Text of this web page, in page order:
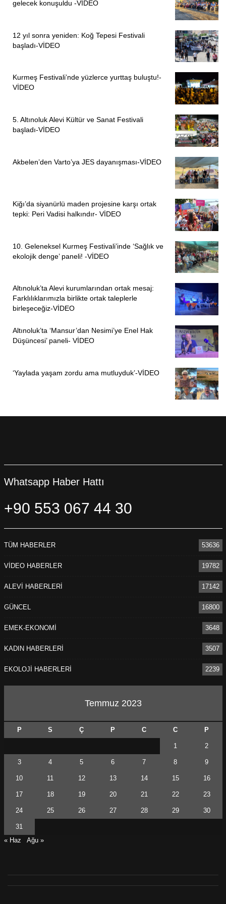
sayılarak bir taraftan ÇEDES projesiyle okullara imam
yerleştirilerek bilim dışı, laiklik dışı eğitimin adımlarının
atıldığı bir gerçeklik var.”
Perihan Koca, tarikatların ve cemaatlerin en önemli
isteklerinden birinin laik eğitim karşıtı misyonunun yerine
getirilmesi olduğuna dikkati çekerek, “Bu tür adımları çoklu
olarak atmaya devam edecekler ancak bizler mecliste,
sokakta, hayatın her alanında kız çocuklarının en temel
vermeyeceğiz. Burada kadın hareketi hayatın her alanında
olduğu gibi bu konuda da erkek egemen sisteme, iktidara,
elinden gelen her şeyi yapacaktır” şeklinde konuştu.
gelecek konuşuldu -VİDEO
12 yıl sonra yeniden: Koğ Tepesi Festivali
başladı-VİDEO
Kurmeş Festivali’nde yüzlerce yurttaş buluştu!-
VİDEO
5. Altınoluk Alevi Kültür ve Sanat Festivali
başladı-VİDEO
Akbelen’den Varto’ya JES dayanışması-VİDEO
Kiğı’da siyanürlü maden projesine karşı ortak
tepki: Peri Vadisi halkındır- VİDEO
10. Geleneksel Kurmeş Festivali’inde ‘Sağlık ve
ekolojik denge’ paneli! -VİDEO
Altınoluk’ta Alevi kurumlarından ortak mesaj:
Farklılıklarımızla birlikte ortak taleplerle
birleşeceğiz-VİDEO
Altınoluk’ta ‘Mansur’dan Nesimi’ye Enel Hak
Düşüncesi’ paneli- VİDEO
‘Yaylada yaşam zordu ama mutluyduk’-VİDEO
Whatsapp Haber Hattı
+90 553 067 44 30
TÜM HABERLER 53636
VİDEO HABERLER 19782
ALEVİ HABERLERİ 17142
GÜNCEL 16800
EMEK-EKONOMİ 3648
KADIN HABERLERİ 3507
EKOLOJİ HABERLERİ 2239
Temmuz 2023
P S Ç P C C P
1 2
3 4 5 6 7 8 9
10 11 12 13 14 15 16
17 18 19 20 21 22 23
24 25 26 27 28 29 30
31
« Haz
Ağu »